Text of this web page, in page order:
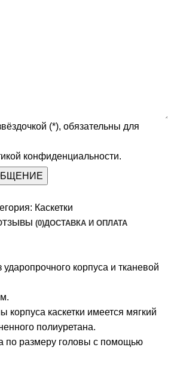
(*), обязательны для
конфиденциальности.
Каскетки
(0)ДОСТАВКА И ОПЛАТА
ударопрочного корпуса и тканевой
корпуса каскетки имеется мягкий
полиуретана.
по размеру головы с помощью